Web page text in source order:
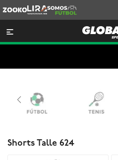
Lira
Somos
Futbol

Shorts Talle 624